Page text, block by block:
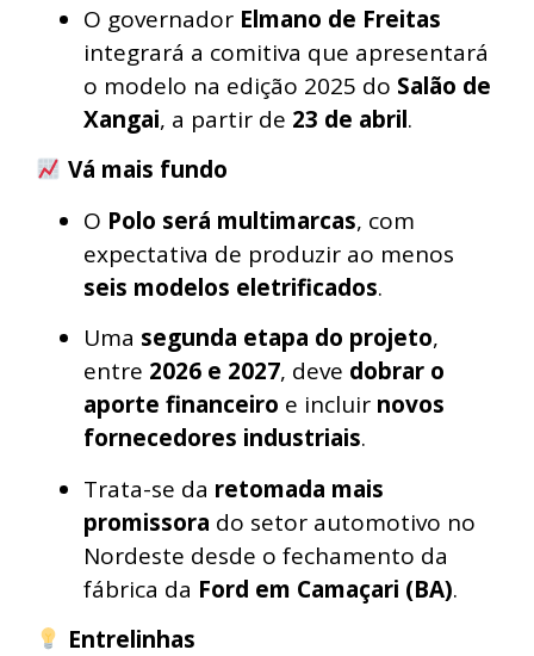
O governador Elmano de Freitas
integrará a comitiva que apresentará
o modelo na edição 2025 do Salão de
Xangai, a partir de 23 de abril.
Vá mais fundo
O Polo será multimarcas, com
expectativa de produzir ao menos
seis modelos eletrificados.
Uma segunda etapa do projeto,
entre 2026 e 2027, deve dobrar o
aporte financeiro e incluir novos
fornecedores industriais.
Trata-se da retomada mais
promissora do setor automotivo no
Nordeste desde o fechamento da
fábrica da Ford em Camaçari (BA).
Entrelinhas